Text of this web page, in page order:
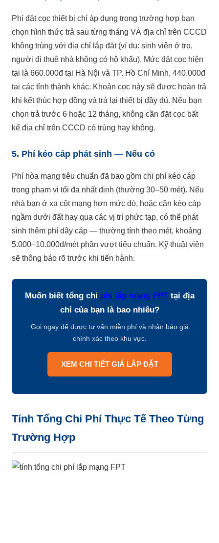
Phí đặt cọc thiết bị chỉ áp dụng trong trường hợp bạn
chọn hình thức trả sau từng tháng VÀ địa chỉ trên CCCD
không trùng với địa chỉ lắp đặt (ví dụ: sinh viên ở trọ,
người đi thuê nhà không có hộ khẩu). Mức đặt cọc hiện
tại là 660.000đ tại Hà Nội và TP. Hồ Chí Minh, 440.000đ
tại các tỉnh thành khác. Khoản cọc này sẽ được hoàn trả
khi kết thúc hợp đồng và trả lại thiết bị đầy đủ. Nếu bạn
chọn trả trước 6 hoặc 12 tháng, không cần đặt cọc bất
kể địa chỉ trên CCCD có trùng hay không.
5. Phí kéo cáp phát sinh — Nếu có
Phí hòa mạng tiêu chuẩn đã bao gồm chi phí kéo cáp
trong phạm vi tối đa nhất định (thường 30–50 mét). Nếu
nhà bạn ở xa cột mạng hơn mức đó, hoặc cần kéo cáp
ngầm dưới đất hay qua các vị trí phức tạp, có thể phát
sinh thêm phí dây cáp — thường tính theo mét, khoảng
5.000–10.000đ/mét phần vượt tiêu chuẩn. Kỹ thuật viên
sẽ thông báo rõ trước khi tiến hành.
Muốn biết tổng chi phí lắp mạng FPTtại địa
chỉ của bạn là bao nhiêu?
Gọi ngay để được tư vấn miễn phí và nhận báo giá
chính xác theo khu vực.
XEM CHI TIẾT GIÁ LẮP ĐẶT
Tính Tổng Chi Phí Thực Tế Theo Từng
Trường Hợp